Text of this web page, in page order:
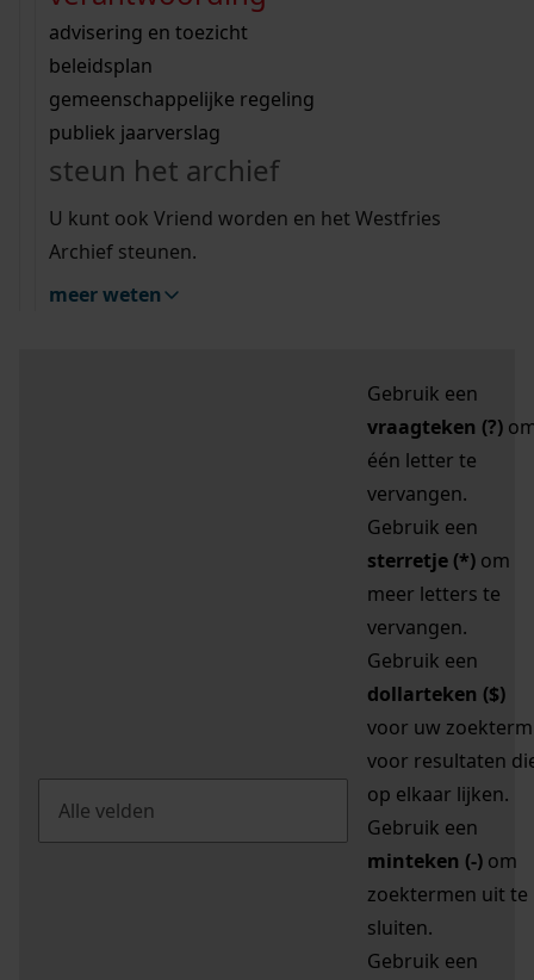
bouwvergunningen
omgevingsvergunningen
vergunningen
beeld en geluid
uitleg nodig?
Wij helpen u op weg met een aantal zoektips.
bekijk alle zoektips
Wij helpen u op weg met een aantal zoektips.
bekijk alle zoektips
bekijk ons geschiedenislokaal
advisering en toezicht
beleidsplan
gemeenschappelijke regeling
publiek jaarverslag
steun het archief
U kunt ook Vriend worden en het Westfries
Archief steunen.
meer weten
zoektips
Mijn Studiezaal (inloggen)
uw zoekopdracht te
Gebruik een
vraagteken (?)
één letter te
vervangen.
Gebruik een
sterretje (*) om
meer letters te
vervangen.
Gebruik een
dollarteken ($)
voor uw zoekterm
voor resultaten
op elkaar lijken.
Gebruik een
minteken (-) om
zoektermen uit te
sluiten.
Gebruik een